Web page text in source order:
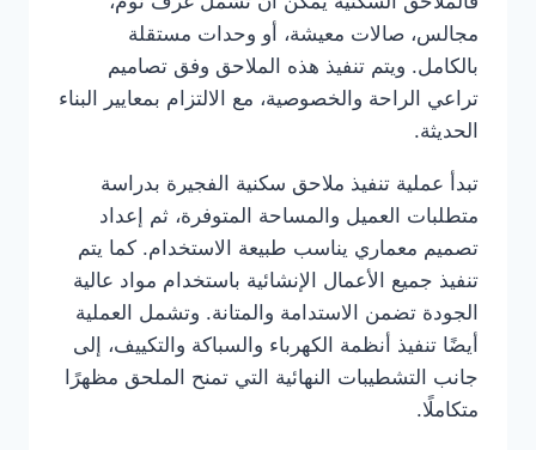
مجالس، صالات معيشة، أو وحدات مستقلة
بالكامل. ويتم تنفيذ هذه الملاحق وفق تصاميم
تراعي الراحة والخصوصية، مع الالتزام بمعايير البناء
الحديثة.
تبدأ عملية تنفيذ ملاحق سكنية الفجيرة بدراسة
متطلبات العميل والمساحة المتوفرة، ثم إعداد
تصميم معماري يناسب طبيعة الاستخدام. كما يتم
تنفيذ جميع الأعمال الإنشائية باستخدام مواد عالية
الجودة تضمن الاستدامة والمتانة. وتشمل العملية
أيضًا تنفيذ أنظمة الكهرباء والسباكة والتكييف، إلى
جانب التشطيبات النهائية التي تمنح الملحق مظهرًا
متكاملًا.